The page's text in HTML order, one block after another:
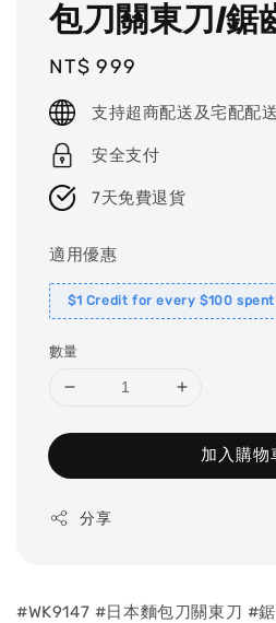
包刀關東刀/鋸
Regular
price
NT$ 999
支持超商配送及宅配配送
安全支付
7天免費退貨
適用優惠
$1 Credit for every $100 spent
數量
加入購物
分享
#WK9147 #日本麵包刀關東刀 #